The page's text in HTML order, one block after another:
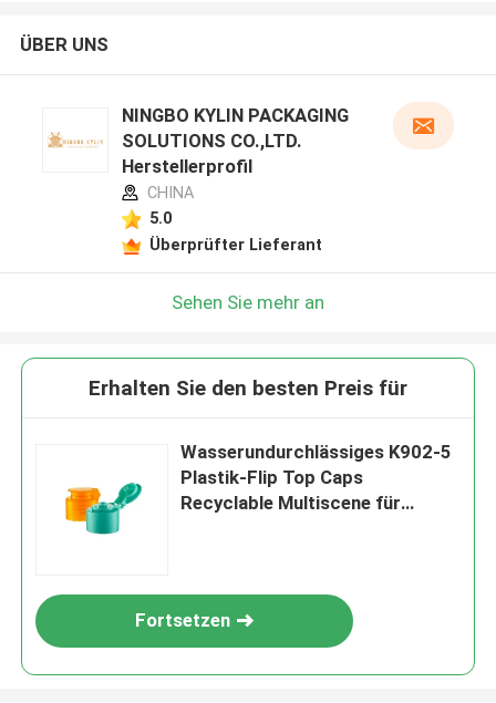
ÜBER UNS
NINGBO KYLIN PACKAGING
SOLUTIONS CO.,LTD.
Herstellerprofil
CHINA
5.0
Überprüfter Lieferant
Sehen Sie mehr an
Erhalten Sie den besten Preis für
Wasserundurchlässiges K902-5
Plastik-Flip Top Caps
Recyclable Multiscene für
Fortsetzen